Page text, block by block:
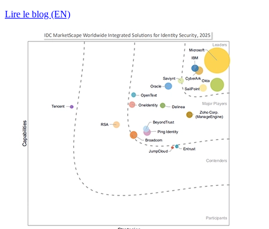
Lire le blog (EN)